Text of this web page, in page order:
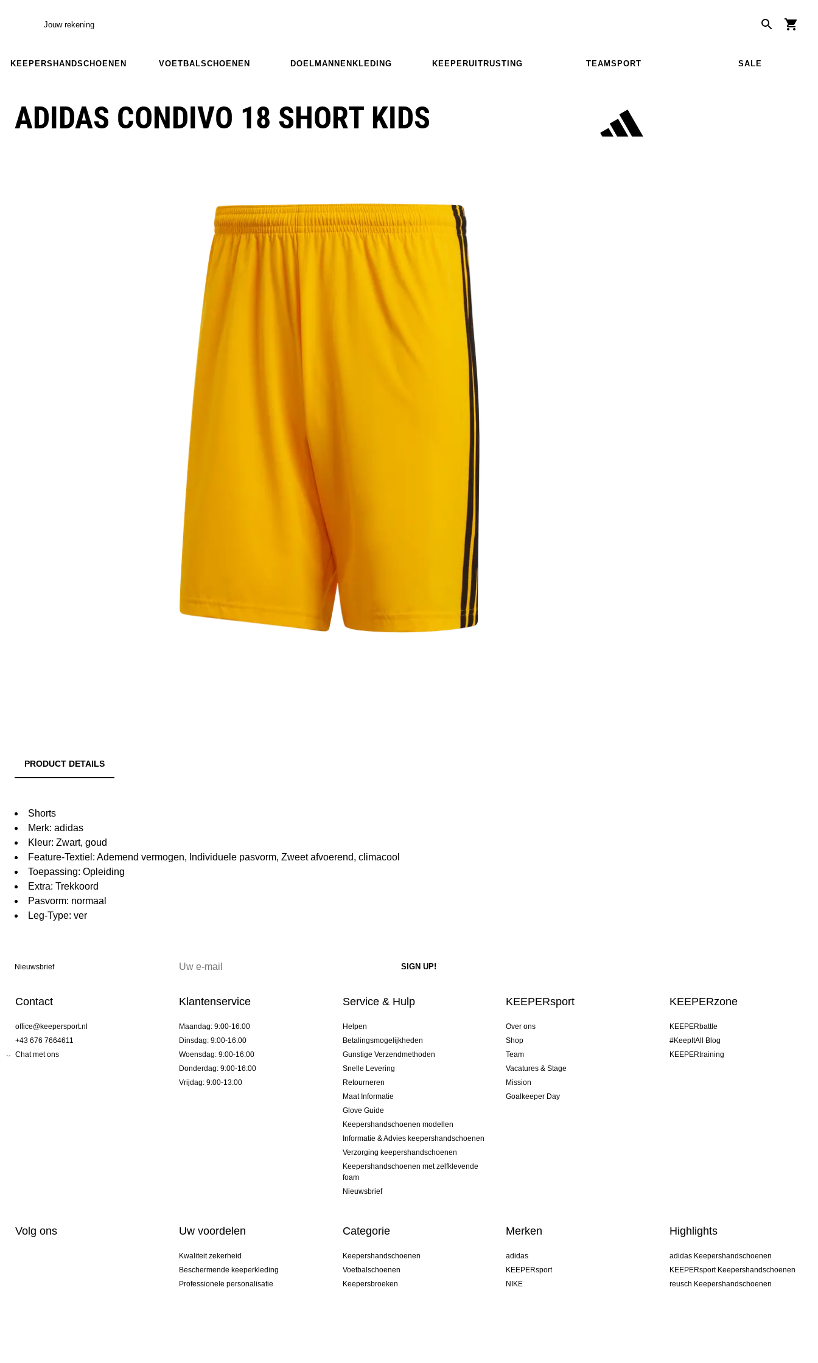
Jouw rekening
KEEPERSHANDSCHOENEN VOETBALSCHOENEN DOELMANNENKLEDING KEEPERUITRUSTING TEAMSPORT SALE
ADIDAS CONDIVO 18 SHORT KIDS
PRODUCT DETAILS
Shorts
Merk: adidas
Kleur: Zwart, goud
Feature-Textiel: Ademend vermogen, Individuele pasvorm, Zweet afvoerend, climacool
Toepassing: Opleiding
Extra: Trekkoord
Pasvorm: normaal
Leg-Type: ver
Nieuwsbrief
Contact
office@keepersport.nl
+43 676 7664611
Chat met ons
Klantenservice
Maandag: 9:00-16:00
Dinsdag: 9:00-16:00
Woensdag: 9:00-16:00
Donderdag: 9:00-16:00
Vrijdag: 9:00-13:00
Service & Hulp
Helpen
Betalingsmogelijkheden
Gunstige Verzendmethoden
Snelle Levering
Retourneren
Maat Informatie
Glove Guide
Keepershandschoenen modellen
Informatie & Advies keepershandschoenen
Verzorging keepershandschoenen
Keepershandschoenen met zelfklevende
foam
Nieuwsbrief
KEEPERsport
Over ons
Shop
Team
Vacatures & Stage
Mission
Goalkeeper Day
KEEPERzone
KEEPERbattle
#KeepItAll Blog
KEEPERtraining
Volg ons Uw voordelen
Kwaliteit zekerheid
Beschermende keeperkleding
Professionele personalisatie
Categorie
Keepershandschoenen
Voetbalschoenen
Keepersbroeken
Merken
adidas
KEEPERsport
NIKE
Highlights
adidas Keepershandschoenen
KEEPERsport Keepershandschoenen
reusch Keepershandschoenen